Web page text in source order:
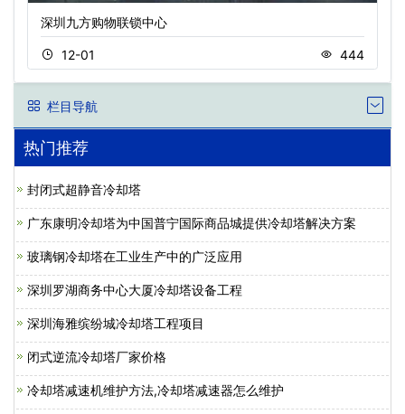
深圳九方购物联锁中心
12-01 444
栏目导航
热门推荐
封闭式超静音冷却塔
广东康明冷却塔为中国普宁国际商品城提供冷却塔解决方案
玻璃钢冷却塔在工业生产中的广泛应用
深圳罗湖商务中心大厦冷却塔设备工程
深圳海雅缤纷城冷却塔工程项目
闭式逆流冷却塔厂家价格
冷却塔减速机维护方法,冷却塔减速器怎么维护